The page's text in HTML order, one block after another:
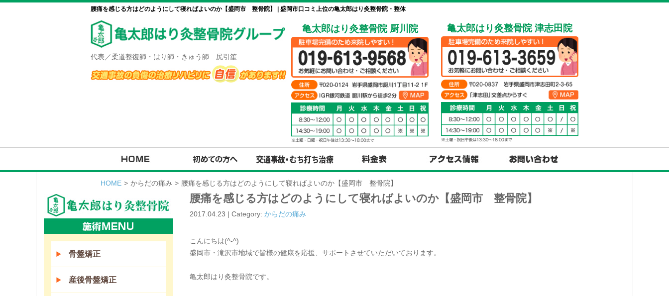
腰痛を感じる方はどのようにして寝ればよいのか【盛岡市 整骨院】 | 盛岡市口コミ上位の亀太郎はり灸整骨院・整体
代表／柔道整復師・はり師・きゅう師 尻引笙
亀太郎はり灸整骨院 厨川院 亀太郎はり灸整骨院 津志田院
HOME > からだの痛み > 腰痛を感じる方はどのようにして寝ればよいのか【盛岡市 整骨院】
腰痛を感じる方はどのようにして寝ればよいのか【盛岡市 整骨院】
2017.04.23 | Category: からだの痛み
こんにちは(^-^)
盛岡市・滝沢市地域で皆様の健康を応援、サポートさせていただいております。
亀太郎はり灸整骨院です。
骨盤矯正
産後骨盤矯正